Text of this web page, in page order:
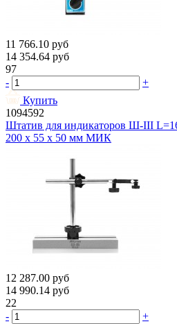
11 766.10 руб
14 354.64 руб
97
-
+
Купить
1094592
Штатив для индикаторов Ш-III
200 х 55 х 50 мм МИК
12 287.00 руб
14 990.14 руб
22
-
+